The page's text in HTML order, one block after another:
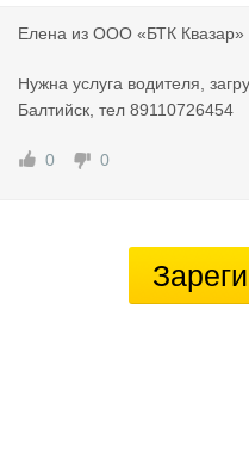
Елена из ООО «БТК Квазар»
Нужна услуга водителя,
Балтийск, тел 89110726454
0 0